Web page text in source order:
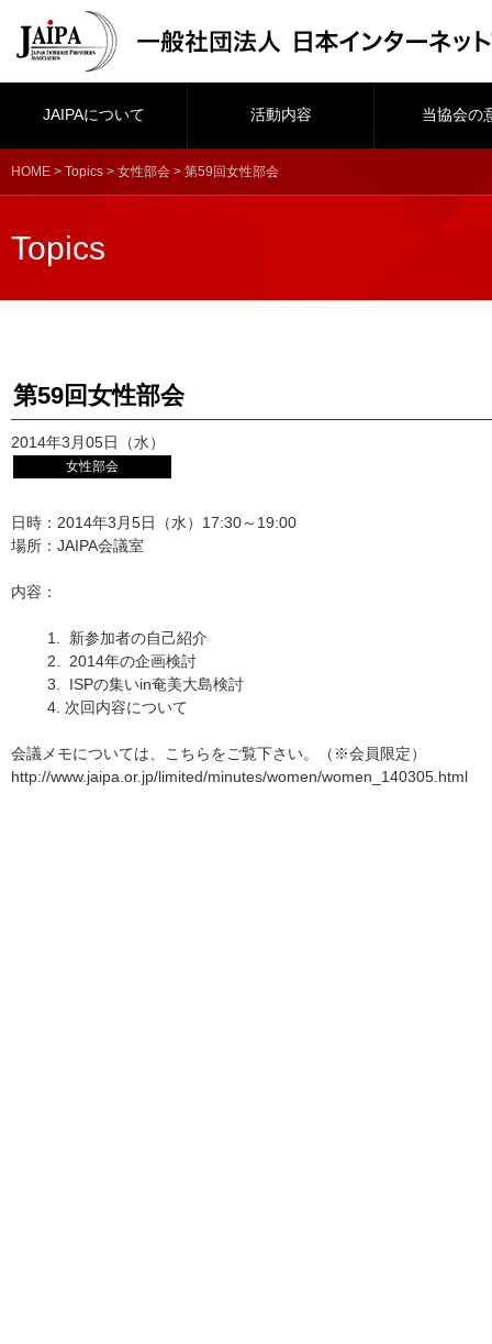
JAIPAについて 活動内容 当協会の
HOME > Topics > 女性部会 > 第59回女性部会
Topics
第59回女性部会
2014年3月05日（水）
女性部会
日時：2014年3月5日（水）17:30～19:00
場所：JAIPA会議室
内容：
新参加者の自己紹介
2014年の企画検討
ISPの集いin奄美大島検討
次回内容について
会議メモについては、こちらをご覧下さい。（※会員限定）
http://www.jaipa.or.jp/limited/minutes/women/women_140305.html